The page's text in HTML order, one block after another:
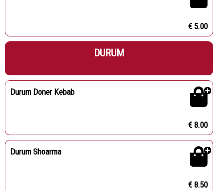
€ 5.00
DURUM
Durum Doner Kebab
€ 8.00
Durum Shoarma
€ 8.50